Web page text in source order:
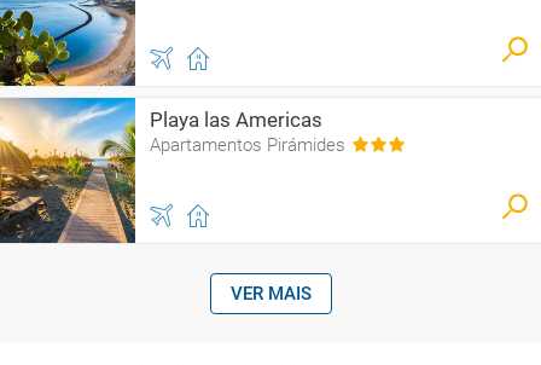
Playa las Americas
Apartamentos Pirámides
VER MAIS